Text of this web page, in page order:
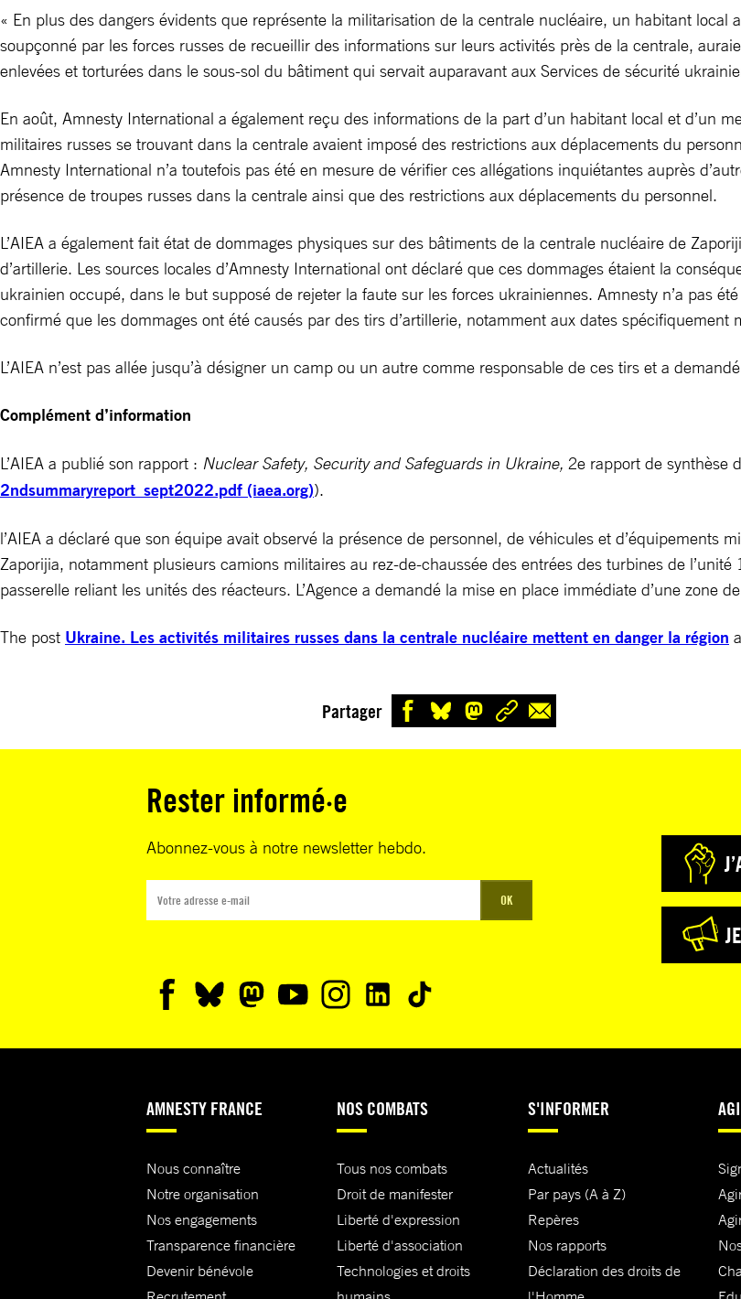
« En plus des dangers évidents que représente la militarisation de la centrale nucléaire, un habitant local
soupçonné par les forces russes de recueillir des informations sur leurs activités près de la centrale,
enlevées et torturées dans le sous-sol du bâtiment qui servait auparavant aux Services de sécurité
En août, Amnesty International a également reçu des informations de la part d’un habitant local et d’un
militaires russes se trouvant dans la centrale avaient imposé des restrictions aux déplacements du
Amnesty International n’a toutefois pas été en mesure de vérifier ces allégations inquiétantes auprès
présence de troupes russes dans la centrale ainsi que des restrictions aux déplacements du personnel.
L’AIEA a également fait état de dommages physiques sur des bâtiments de la centrale nucléaire de
d’artillerie. Les sources locales d’Amnesty International ont déclaré que ces dommages étaient la
ukrainien occupé, dans le but supposé de rejeter la faute sur les forces ukrainiennes. Amnesty n’a pas
confirmé que les dommages ont été causés par des tirs d’artillerie, notamment aux dates
L’AIEA n’est pas allée jusqu’à désigner un camp ou un autre comme responsable de ces tirs et a
Complément d’information
L’AIEA a publié son rapport : Nuclear Safety, Security and Safeguards in Ukraine, 2e rapport de synthèse
2ndsummaryreport_sept2022.pdf (iaea.org)).
l’AIEA a déclaré que son équipe avait observé la présence de personnel, de véhicules et d’équipements
Zaporijia, notamment plusieurs camions militaires au rez-de-chaussée des entrées des turbines de
passerelle reliant les unités des réacteurs. L’Agence a demandé la mise en place immédiate d’une zone
The post Ukraine. Les activités militaires russes dans la centrale nucléaire mettent en danger la région
Partager
Rester informé·e
Abonnez-vous à notre newsletter hebdo.
OK
AMNESTY FRANCE
Nous connaître
Notre organisation
Nos engagements
Transparence financière
Devenir bénévole
NOS COMBATS
Tous nos combats
Droit de manifester
Liberté d'expression
Liberté d'association
Technologies et droits
S'INFORMER
Actualités
Par pays (A à Z)
Repères
Nos rapports
Déclaration des droits de